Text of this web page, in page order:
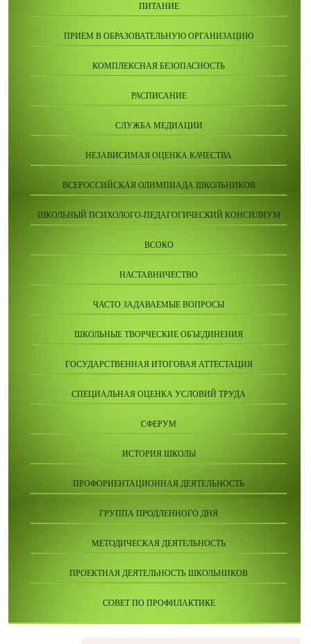
ПИТАНИЕ
ПРИЕМ В ОБРАЗОВАТЕЛЬНУЮ ОРГАНИЗАЦИЮ
КОМПЛЕКСНАЯ БЕЗОПАСНОСТЬ
РАСПИСАНИЕ
СЛУЖБА МЕДИАЦИИ
НЕЗАВИСИМАЯ ОЦЕНКА КАЧЕСТВА
ВСЕРОССИЙСКАЯ ОЛИМПИАДА ШКОЛЬНИКОВ
ШКОЛЬНЫЙ ПСИХОЛОГО-ПЕДАГОГИЧЕСКИЙ КОНСИЛИУМ
ВСОКО
НАСТАВНИЧЕСТВО
ЧАСТО ЗАДАВАЕМЫЕ ВОПРОСЫ
ШКОЛЬНЫЕ ТВОРЧЕСКИЕ ОБЪЕДИНЕНИЯ
ГОСУДАРСТВЕННАЯ ИТОГОВАЯ АТТЕСТАЦИЯ
СПЕЦИАЛЬНАЯ ОЦЕНКА УСЛОВИЙ ТРУДА
СФЕРУМ
ИСТОРИЯ ШКОЛЫ
ПРОФОРИЕНТАЦИОННАЯ ДЕЯТЕЛЬНОСТЬ
ГРУППА ПРОДЛЕННОГО ДНЯ
МЕТОДИЧЕСКАЯ ДЕЯТЕЛЬНОСТЬ
ПРОЕКТНАЯ ДЕЯТЕЛЬНОСТЬ ШКОЛЬНИКОВ
СОВЕТ ПО ПРОФИЛАКТИКЕ